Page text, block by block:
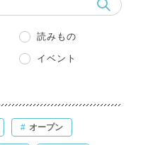
読みもの
イベント
# オープン